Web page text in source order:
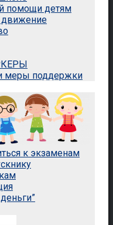
помощи детям
движение
меры поддержки
к экзаменам